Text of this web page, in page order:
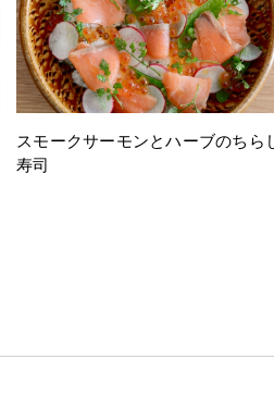
スモークサーモンとハーブのちら
寿司